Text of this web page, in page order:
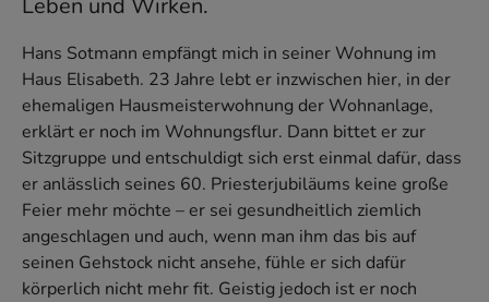
Leben und Wirken.
Hans Sotmann empfängt mich in seiner Wohnung im
Haus Elisabeth. 23 Jahre lebt er inzwischen hier, in der
ehemaligen Hausmeisterwohnung der Wohnanlage,
erklärt er noch im Wohnungsflur. Dann bittet er zur
Sitzgruppe und entschuldigt sich erst einmal dafür, dass
er anlässlich seines 60. Priesterjubiläums keine große
Feier mehr möchte – er sei gesundheitlich ziemlich
angeschlagen und auch, wenn man ihm das bis auf
seinen Gehstock nicht ansehe, fühle er sich dafür
körperlich nicht mehr fit. Geistig jedoch ist er noch